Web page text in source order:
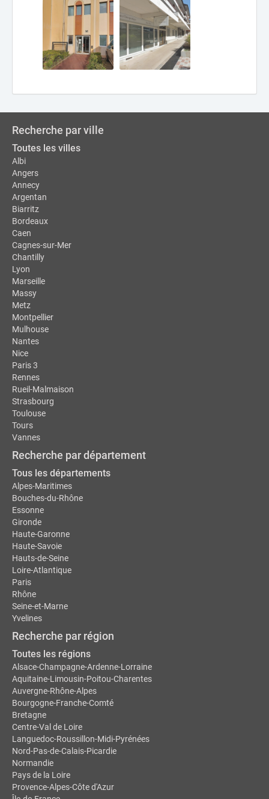
Recherche par ville
Toutes les villes
Albi
Angers
Annecy
Argentan
Biarritz
Bordeaux
Caen
Cagnes-sur-Mer
Chantilly
Lyon
Marseille
Massy
Metz
Montpellier
Mulhouse
Nantes
Nice
Paris 3
Rennes
Rueil-Malmaison
Strasbourg
Toulouse
Tours
Vannes
Recherche par département
Tous les départements
Alpes-Maritimes
Bouches-du-Rhône
Essonne
Gironde
Haute-Garonne
Haute-Savoie
Hauts-de-Seine
Loire-Atlantique
Paris
Rhône
Seine-et-Marne
Yvelines
Recherche par région
Toutes les régions
Alsace-Champagne-Ardenne-Lorraine
Aquitaine-Limousin-Poitou-Charentes
Auvergne-Rhône-Alpes
Bourgogne-Franche-Comté
Bretagne
Centre-Val de Loire
Languedoc-Roussillon-Midi-Pyrénées
Nord-Pas-de-Calais-Picardie
Normandie
Pays de la Loire
Provence-Alpes-Côte d'Azur